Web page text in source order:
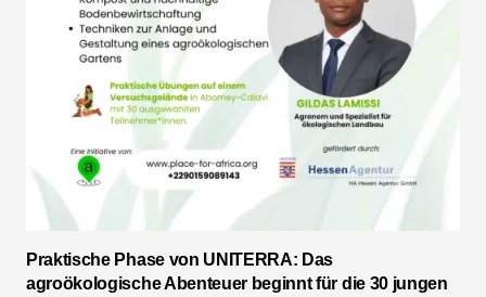
Praktische Phase von UNITERRA: Das
agroökologische Abenteuer beginnt für die 30 jungen